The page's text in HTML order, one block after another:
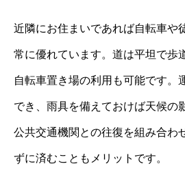
近隣にお住まいであれば自転車や
常に優れています。道は平坦で歩
自転車置き場の利用も可能です。
でき、雨具を備えておけば天候の
公共交通機関との往復を組み合わ
ずに済むこともメリットです。